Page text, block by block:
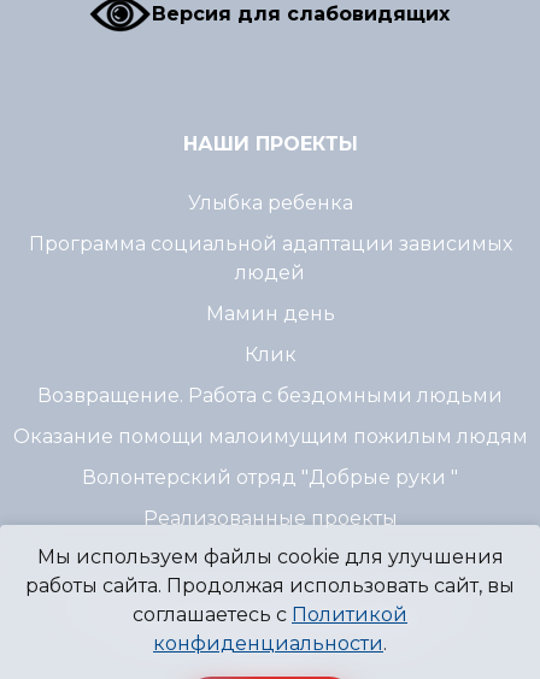
Версия для слабовидящих
НАШИ ПРОЕКТЫ
Улыбка ребенка
Программа социальной адаптации зависимых
людей
Мамин день
Клик
Возвращение. Работа с бездомными людьми
Оказание помощи малоимущим пожилым людям
Волонтерский отряд "Добрые руки "
Реализованные проекты
© 2007 - 2026 Благотворительный Фонд
"Источник Надежды" г. Пермь
Мы используем файлы cookie для улучшения
работы сайта. Продолжая использовать сайт, вы
соглашаетесь с Политикой
конфиденциальности.